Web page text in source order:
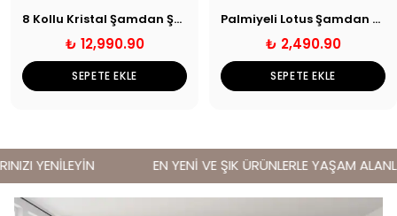
8 Kollu Kristal Şamdan Şeffaf
₺ 12,990.90
SEPETE EKLE
Palmiyeli Lotus Şamdan Mumluk Gold
₺ 2,490.90
SEPETE EKLE
YENİLEYİN EN YENİ VE ŞIK ÜRÜNLERLE YAŞAM